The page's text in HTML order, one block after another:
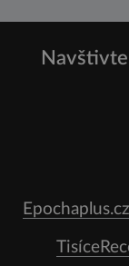
Epochaplus.cz